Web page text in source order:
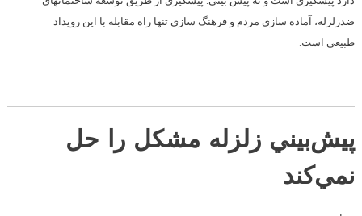
ضدزلزله، آماده سازی مردم و فرهنگ سازی تنها راه مقابله با این رویداد
طبیعی است.
پيش‌بيني زلزله مشکل را حل
نمي‌کند